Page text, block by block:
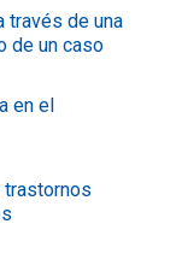
través de una
de un caso
en el